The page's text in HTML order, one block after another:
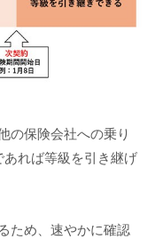
の保険会社への乗り
れば等級を引き継げ
ため、速やかに確認